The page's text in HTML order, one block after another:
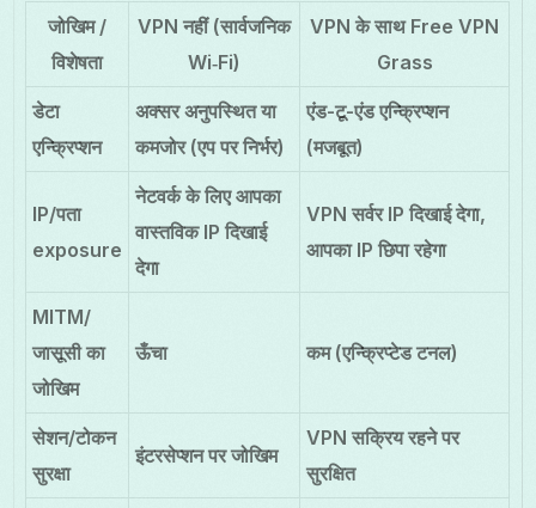
जोखिम /
विशेषता
VPN नहीं (सार्वजनिक
Wi‑Fi)
VPN के साथ Free VPN
Grass
डेटा
एन्क्रिप्शन
अक्सर अनुपस्थित या
कमजोर (एप पर निर्भर)
एंड-टू-एंड एन्क्रिप्शन
(मजबूत)
IP/पता
exposure
नेटवर्क के लिए आपका
वास्तविक IP दिखाई
देगा
VPN सर्वर IP दिखाई देगा,
आपका IP छिपा रहेगा
MITM/
जासूसी का
जोखिम
ऊँचा कम (एन्क्रिप्टेड टनल)
सेशन/टोकन
सुरक्षा
इंटरसेप्शन पर जोखिम
VPN सक्रिय रहने पर
सुरक्षित